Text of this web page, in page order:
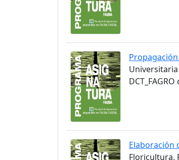
Universitaria
Elaboración
Floricultura.